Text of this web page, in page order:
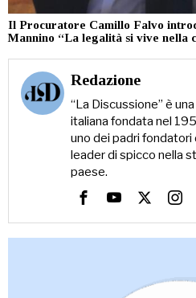
Il Procuratore Camillo Falvo
Mannino “La legalità si vive nella
Redazione
“La Discussione” è
italiana fondata nel
uno dei padri fondatori
leader di spicco nella
paese.